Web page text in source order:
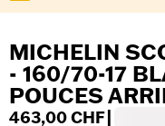
MICHELIN
- 160/70-17
POUCES
463,00 CHF